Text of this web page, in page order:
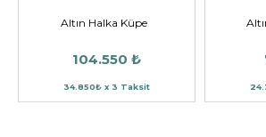
Altın Halka Küpe
104.550 ₺
34.850₺ x 3 Taksit